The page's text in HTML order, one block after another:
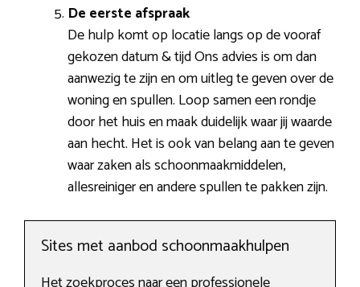
De eerste afspraak
De hulp komt op locatie langs op de vooraf
gekozen datum & tijd Ons advies is om dan
aanwezig te zijn en om uitleg te geven over de
woning en spullen. Loop samen een rondje
door het huis en maak duidelijk waar jij waarde
aan hecht. Het is ook van belang aan te geven
waar zaken als schoonmaakmiddelen,
allesreiniger en andere spullen te pakken zijn.
Sites met aanbod schoonmaakhulpen